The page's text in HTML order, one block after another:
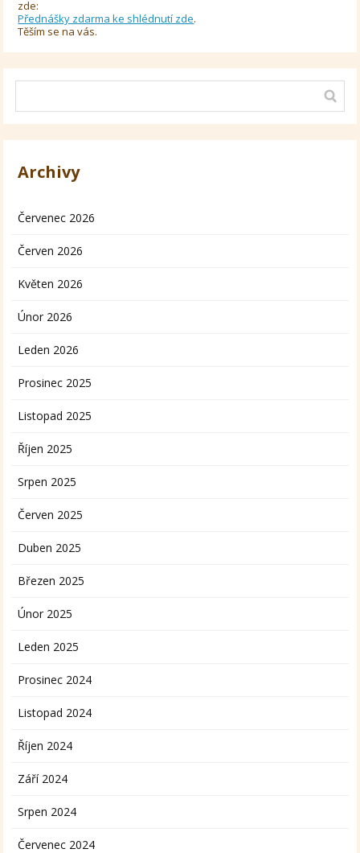
zde:
Přednášky zdarma ke shlédnutí zde.
Těším se na vás.
Archivy
Červenec 2026
Červen 2026
Květen 2026
Únor 2026
Leden 2026
Prosinec 2025
Listopad 2025
Říjen 2025
Srpen 2025
Červen 2025
Duben 2025
Březen 2025
Únor 2025
Leden 2025
Prosinec 2024
Listopad 2024
Říjen 2024
Září 2024
Srpen 2024
Červenec 2024